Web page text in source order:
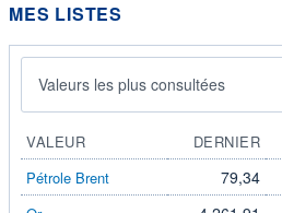
fournie par
MES LISTES
Valeurs les plus consultées
VALEUR DERNIER
Pétrole Brent
79,34